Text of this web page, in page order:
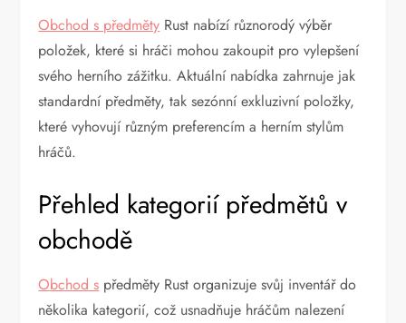
Obchod s předměty Rust nabízí různorodý výběr
položek, které si hráči mohou zakoupit pro vylepšení
svého herního zážitku. Aktuální nabídka zahrnuje jak
standardní předměty, tak sezónní exkluzivní položky,
které vyhovují různým preferencím a herním stylům
hráčů.
Přehled kategorií předmětů v
obchodě
Obchod s předměty Rust organizuje svůj inventář do
několika kategorií, což usnadňuje hráčům nalezení